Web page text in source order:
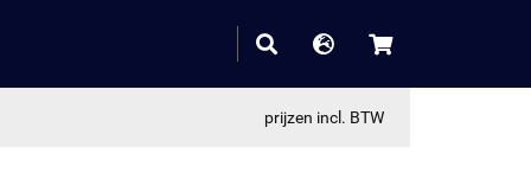
prijzen incl. BTW